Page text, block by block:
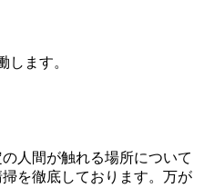
ます。
人間が触れる場所について
を徹底しております。万が